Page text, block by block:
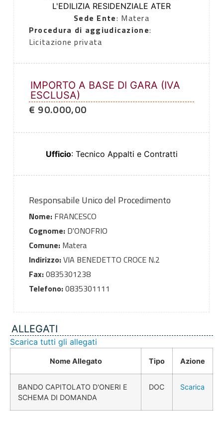
L'EDILIZIA RESIDENZIALE ATER
Sede Ente: Matera
Procedura di aggiudicazione:
Licitazione privata
IMPORTO A BASE DI GARA (IVA
ESCLUSA)
€ 90.000,00
Ufficio: Tecnico Appalti e Contratti
Responsabile Unico del Procedimento
Nome:FRANCESCO
Cognome:D'ONOFRIO
Comune:Matera
Indirizzo:VIA BENEDETTO CROCE N.2
Fax:0835301238
Telefono:0835301111
ALLEGATI
Scarica tutti gli allegati
Nome Allegato Tipo Azione
BANDO CAPITOLATO D'ONERI E
SCHEMA DI DOMANDA
DOC Scarica